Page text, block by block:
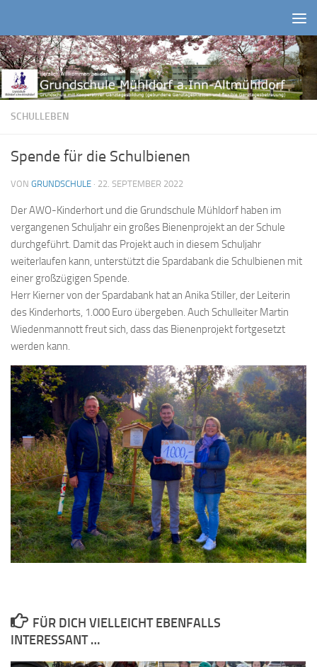
SCHULLEBEN
Spende für die Schulbienen
VON GRUNDSCHULE · 22. SEPTEMBER 2022
Der AWO-Kinderhort und die Grundschule Mühldorf haben im
vergangenen Schuljahr ein großes Bienenprojekt an der Schule
durchgeführt. Damit das Projekt auch in diesem Schuljahr
weiterlaufen kann, unterstützt die Spardabank die Schulbienen mit
einer großzügigen Spende.
Herr Kierner von der Spardabank hat an Anika Stiller, der Leiterin
des Kinderhorts, 1.000 Euro übergeben. Auch Schulleiter Martin
Wiedenmannott freut sich, dass das Bienenprojekt fortgesetzt
werden kann.
FÜR DICH VIELLEICHT EBENFALLS
INTERESSANT …